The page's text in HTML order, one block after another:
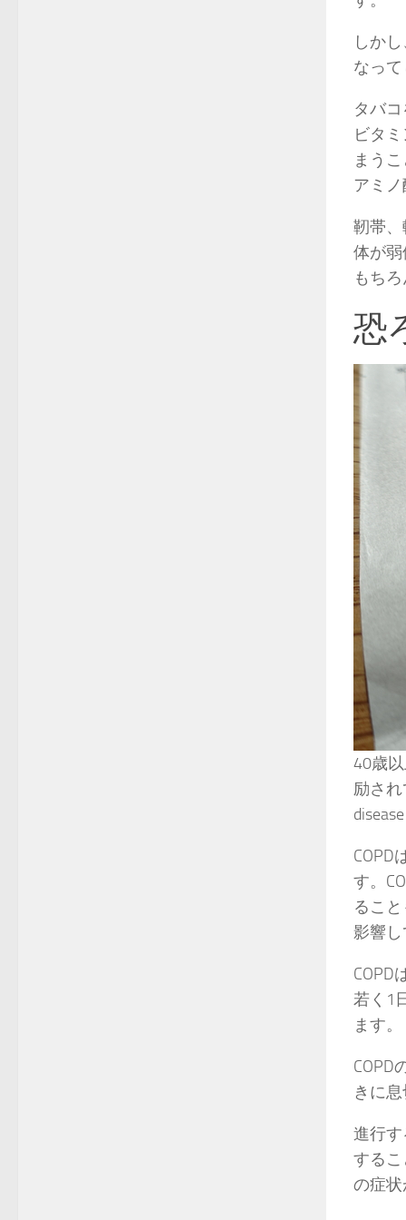
しか
なっ
タバ
ビタ
まう
アミ
靭帯
体が
もち
恐
40歳
励され
COPD
す。
るこ
影響
COPD
若く1
ます。
COPD
きに
進行
する
の症